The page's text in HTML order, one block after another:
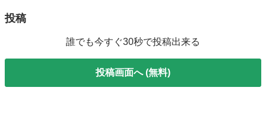
投稿
誰でも今すぐ30秒で投稿出来る
投稿画面へ (無料)